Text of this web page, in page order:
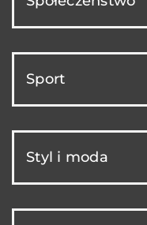
Sport
Styl i moda